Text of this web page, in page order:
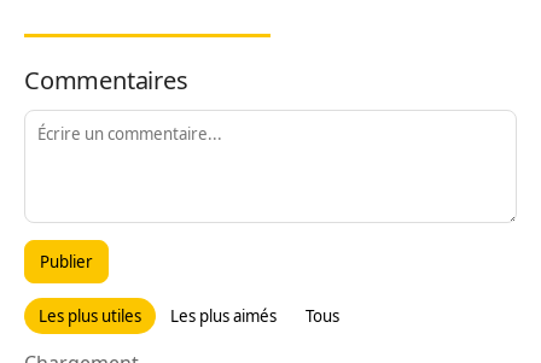
Commentaires
Publier
Les plus utiles Les plus aimés Tous